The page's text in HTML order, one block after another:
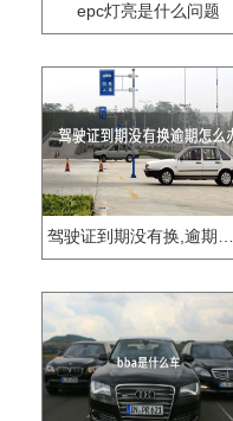
epc灯亮是什么问题
驾驶证到期没有换,逾期怎么办??